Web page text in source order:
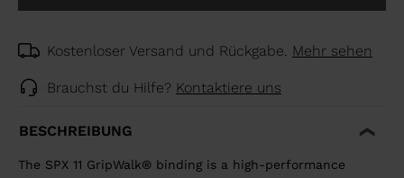
Kostenloser Versand und Rückgabe. Mehr sehen
Brauchst du Hilfe? Kontaktiere uns
BESCHREIBUNG
The SPX 11 GripWalk® binding is a high-performance